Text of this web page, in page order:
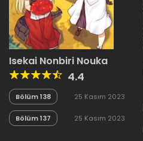
Isekai Nonbiri Nouka
4.4
Bölüm 138 25 Kasım 2023
Bölüm 137 25 Kasım 2023